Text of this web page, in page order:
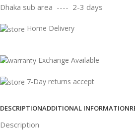
Dhaka sub area ---- 2-3 days
Home Delivery
Exchange Available
7-Day returns accept
DESCRIPTIONADDITIONAL INFORMATION
Description